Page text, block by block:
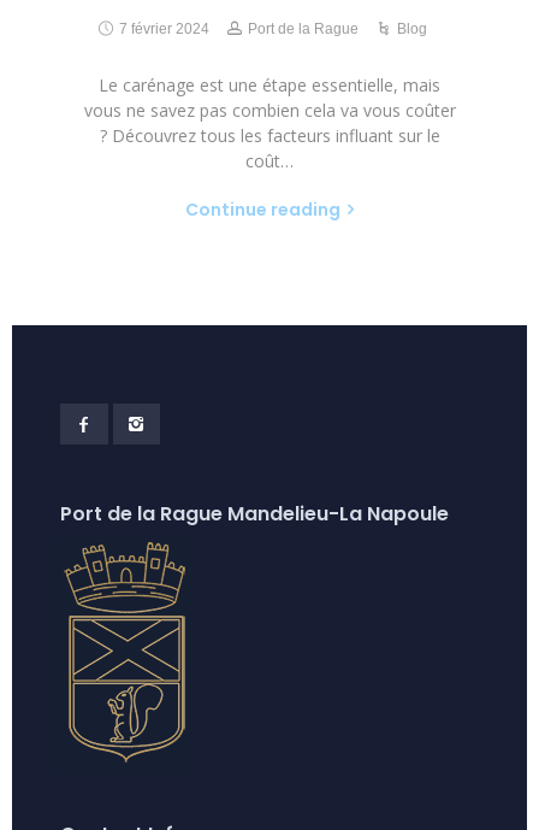
7 février 2024 Port de la Rague Blog
Le carénage est une étape essentielle, mais
vous ne savez pas combien cela va vous coûter
? Découvrez tous les facteurs influant sur le
coût…
Continue reading
Port de la Rague Mandelieu-La Napoule